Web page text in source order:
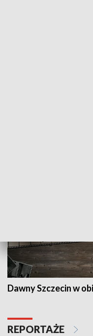
Dawny Szczecin w
REPORTAŻE